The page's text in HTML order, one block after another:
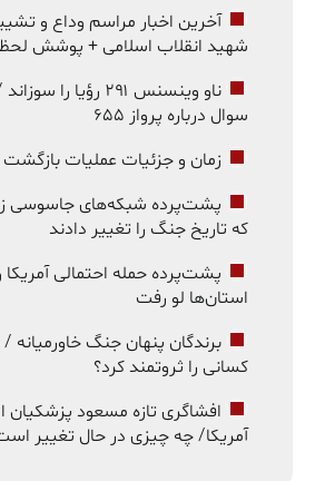
آخرین اخبار مراسم وداع و
شهید انقلاب اسلامی + پوشش
سوال درباره پرواز ۶۵۵
زمان و جزئیات عملیات
پشت‌پرده شبکه‌های جاسوسی
که تاریخ جنگ را تغییر دادند
پشت‌پرده حمله احتمالی آمریکا
استان‌ها لو رفت
کسانی را ثروتمند کرد؟
افشاگری تازه مسعود پزشکیان
آمریکا/ چه چیزی در حال تغییر